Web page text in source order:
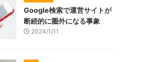
Google検索で運営サイトが
断続的に圏外になる事象
2024/1/11